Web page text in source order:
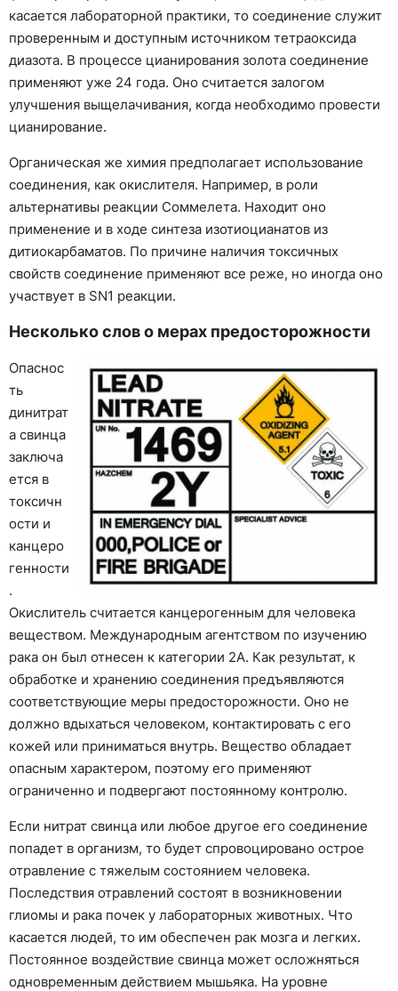
касается лабораторной практики, то соединение служит
проверенным и доступным источником тетраоксида
диазота. В процессе цианирования золота соединение
применяют уже 24 года. Оно считается залогом
улучшения выщелачивания, когда необходимо провести
цианирование.
Органическая же химия предполагает использование
соединения, как окислителя. Например, в роли
альтернативы реакции Соммелета. Находит оно
применение и в ходе синтеза изотиоцианатов из
дитиокарбаматов. По причине наличия токсичных
свойств соединение применяют все реже, но иногда оно
участвует в SN1 реакции.
Несколько слов о мерах предосторожности
Опаснос
ть
динитрат
а свинца
заключа
ется в
токсичн
ости и
канцеро
генности
.
Окислитель считается канцерогенным для человека
веществом. Международным агентством по изучению
рака он был отнесен к категории 2А. Как результат, к
обработке и хранению соединения предъявляются
соответствующие меры предосторожности. Оно не
должно вдыхаться человеком, контактировать с его
кожей или приниматься внутрь. Вещество обладает
опасным характером, поэтому его применяют
ограниченно и подвергают постоянному контролю.
Если нитрат свинца или любое другое его соединение
попадет в организм, то будет спровоцировано острое
отравление с тяжелым состоянием человека.
Последствия отравлений состоят в возникновении
глиомы и рака почек у лабораторных животных. Что
касается людей, то им обеспечен рак мозга и легких.
Постоянное воздействие свинца может осложняться
одновременным действием мышьяка. На уровне